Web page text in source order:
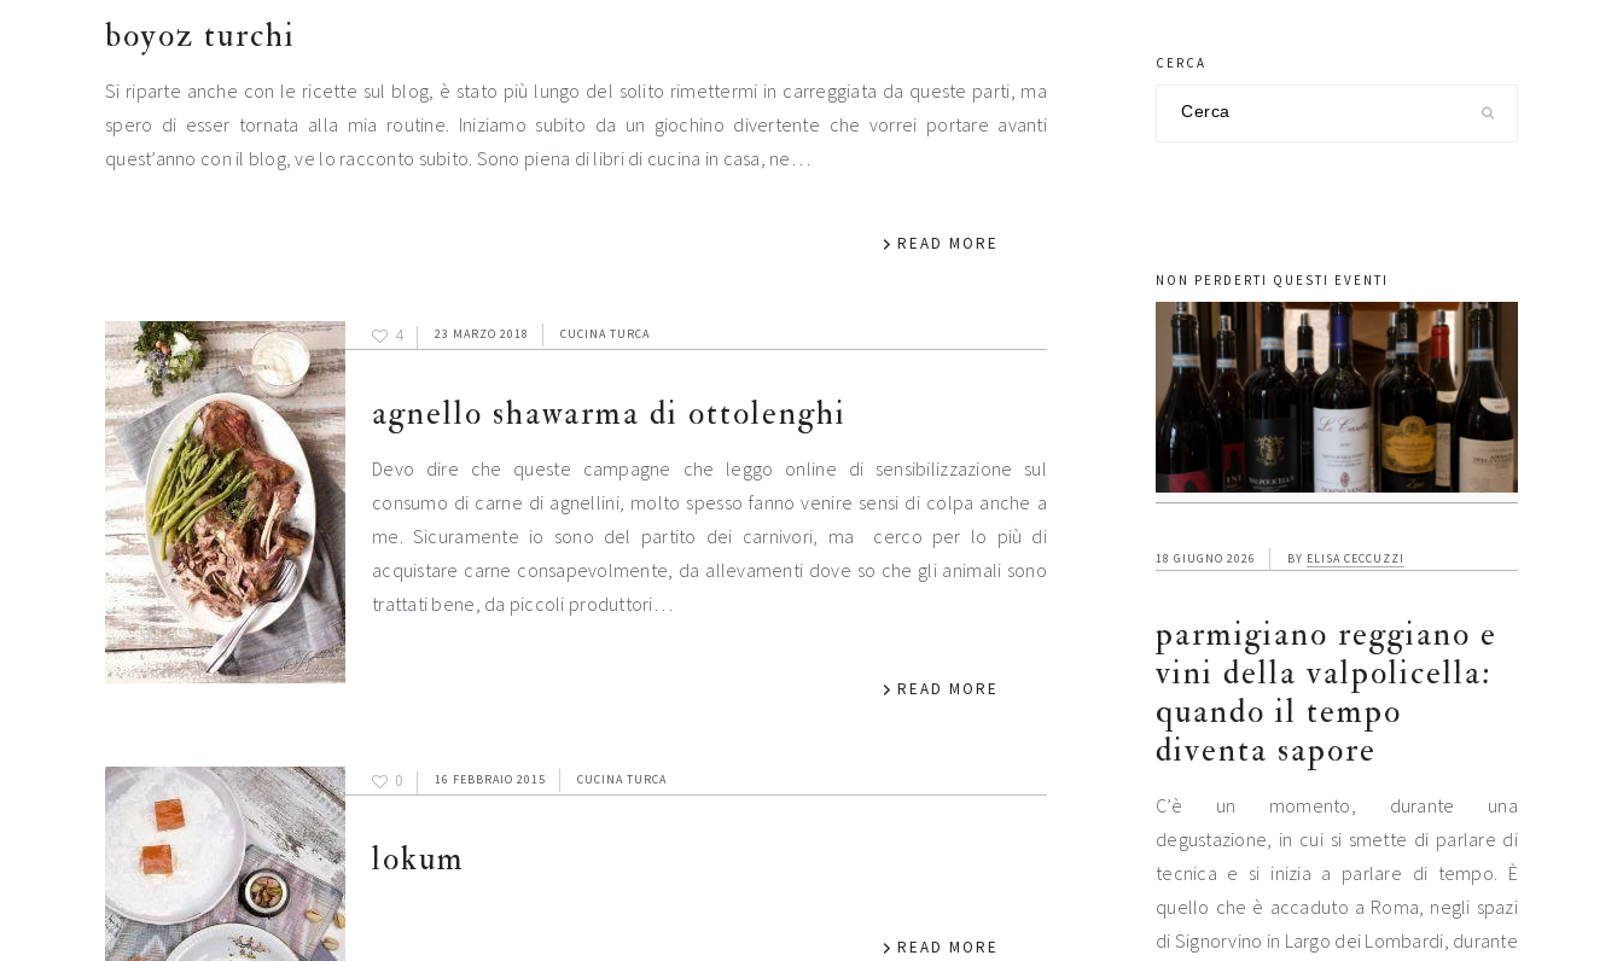
boyoz turchi
Si riparte anche con le ricette sul blog, è stato più lungo del solito rimettermi in carreggiata da queste parti, ma
spero di esser tornata alla mia routine. Iniziamo subito da un giochino divertente che vorrei portare avanti
quest’anno con il blog, ve lo racconto subito. Sono piena di libri di cucina in casa, ne…
READ MORE
4 23 MARZO 2018 CUCINA TURCA
agnello shawarma di ottolenghi
Devo dire che queste campagne che leggo online di sensibilizzazione sul
consumo di carne di agnellini, molto spesso fanno venire sensi di colpa anche a
me. Sicuramente io sono del partito dei carnivori, ma cerco per lo più di
acquistare carne consapevolmente, da allevamenti dove so che gli animali sono
trattati bene, da piccoli produttori…
READ MORE
0 16 FEBBRAIO 2015 CUCINA TURCA
lokum
READ MORE
CERCA
NON PERDERTI QUESTI EVENTI
18 GIUGNO 2026 BY ELISA CECCUZZI
parmigiano reggiano e
vini della valpolicella:
quando il tempo
diventa sapore
C’è un momento, durante una
degustazione, in cui si smette di parlare di
tecnica e si inizia a parlare di tempo. È
quello che è accaduto a Roma, negli spazi
di Signorvino in Largo dei Lombardi, durante